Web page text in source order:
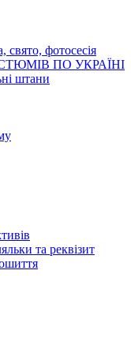
свято, фотосесія
ПО УКРАЇНІ
штани
та реквізит